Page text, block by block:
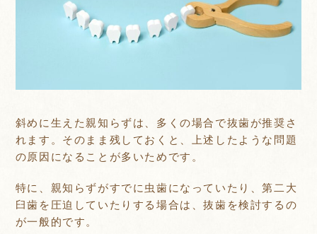
斜めに生えた親知らずは、多くの場合で抜歯が推奨さ
れます。そのまま残しておくと、上述したような問題
の原因になることが多いためです。
特に、親知らずがすでに虫歯になっていたり、第二大
臼歯を圧迫していたりする場合は、抜歯を検討するの
が一般的です。